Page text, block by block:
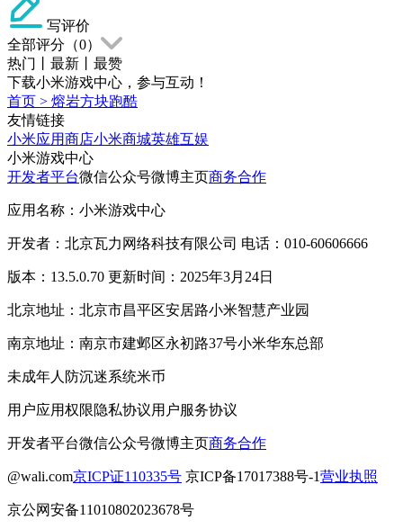
写评价
全部评分（0）
热门
最新
最赞
下载小米游戏中心，参与互动！
首页 > 熔岩方块跑酷
友情链接
小米应用商店小米商城英雄互娱
小米游戏中心
开发者平台微信公众号微博主页商务合作
应用名称：小米游戏中心
开发者：北京瓦力网络科技有限公司 电话：010-60606666
版本：13.5.0.70 更新时间：2025年3月24日
北京地址：北京市昌平区安居路小米智慧产业园
南京地址：南京市建邺区永初路37号小米华东总部
未成年人防沉迷系统米币
用户应用权限隐私协议用户服务协议
开发者平台微信公众号微博主页商务合作
@wali.com京ICP证110335号 京ICP备17017388号-1营业执照
京公网安备11010802023678号